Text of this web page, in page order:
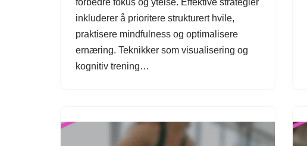
forbedre fokus og ytelse. Effektive strategier
inkluderer å prioritere strukturert hvile,
praktisere mindfulness og optimalisere
ernæring. Teknikker som visualisering og
kognitiv trening…